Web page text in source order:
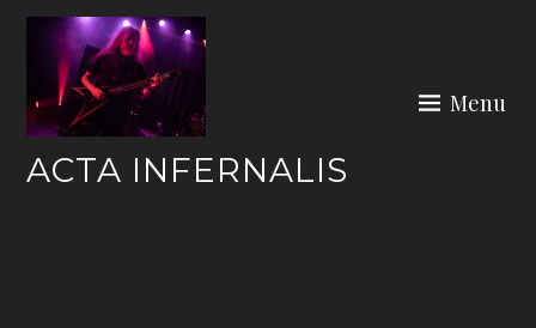
Skip
content
ACTA INFERNALIS
Menu